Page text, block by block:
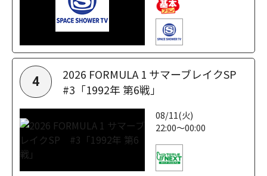
4
2026 FORMULA 1 サマーブレイクSP
#3「1992年 第6戦」
08/11(火)
22:00～00:00